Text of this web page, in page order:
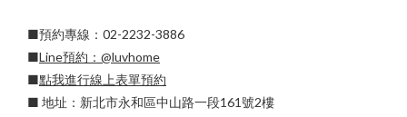
■預約專線：02-2232-3886
■Line預約： @luvhome
■點我進行線上表單預約
■ 地址：新北市永和區中山路一段161號2樓